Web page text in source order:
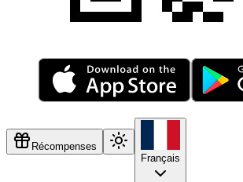
Récompenses
Français